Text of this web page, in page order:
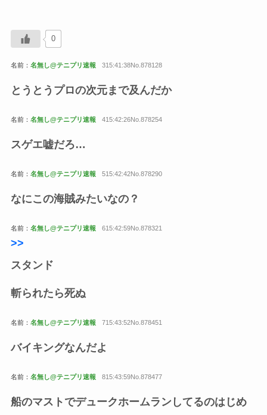
0
名前： 名無し@テニプリ速報 315:41:38No.878128
とうとうプロの次元まで及んだか
名前： 名無し@テニプリ速報 415:42:26No.878254
スゲエ嘘だろ…
名前： 名無し@テニプリ速報 515:42:42No.878290
なにこの海賊みたいなの？
名前： 名無し@テニプリ速報 615:42:59No.878321
>>
スタンド
斬られたら死ぬ
名前： 名無し@テニプリ速報 715:43:52No.878451
バイキングなんだよ
名前： 名無し@テニプリ速報 815:43:59No.878477
船のマストでデュークホームランしてるのはじめ